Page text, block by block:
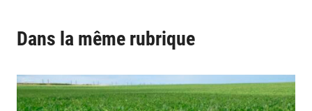
Dans la même rubrique